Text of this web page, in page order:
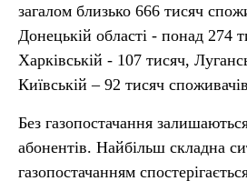
загалом близько 666 тисяч
Донецькій області - понад 274
Харківській - 107 тисяч,
Київській – 92 тисяч
Без газопостачання
абонентів. Найбільш складна
газопостачанням